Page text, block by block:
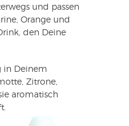
und passen
Orange und
den Deine
in Deinem
Zitrone,
aromatisch